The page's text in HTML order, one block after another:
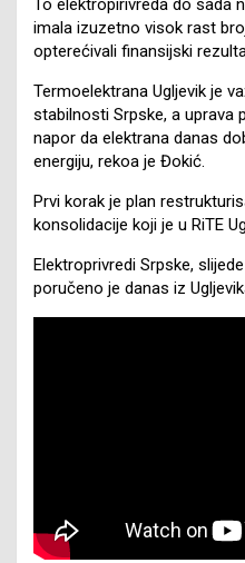
To elektropirivreda do
imala izuzetno visok rast
opterećivali finansijski
Termoelektrana Ugljevik je
stabilnosti Srpske, a uprava
napor da elektrana danas
energiju, rekoa je Đokić.
Prvi korak je plan
konsolidacije koji je u RiTE
Elektroprivredi Srpske,
poručeno je danas iz